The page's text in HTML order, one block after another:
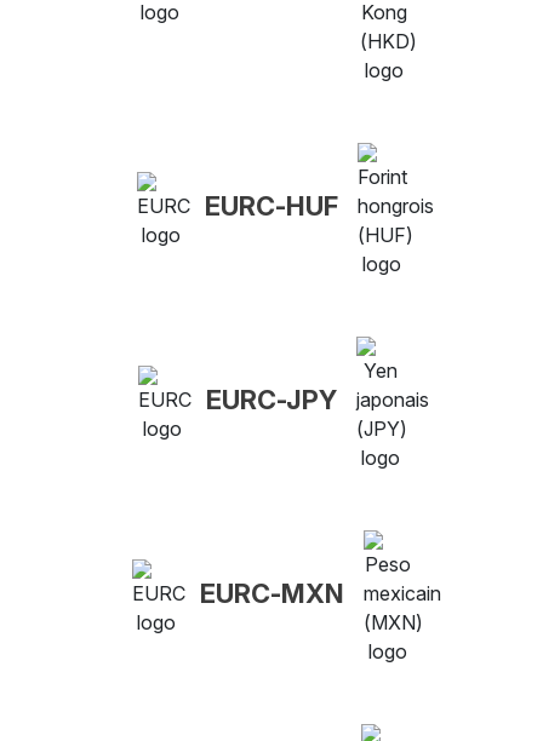
EURC-HUF
EURC-JPY
EURC-MXN